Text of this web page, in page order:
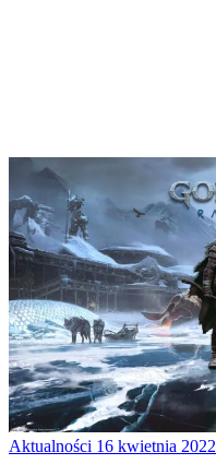
Aktualności 16 kwietnia 2022